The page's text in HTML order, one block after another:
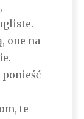
one na
te